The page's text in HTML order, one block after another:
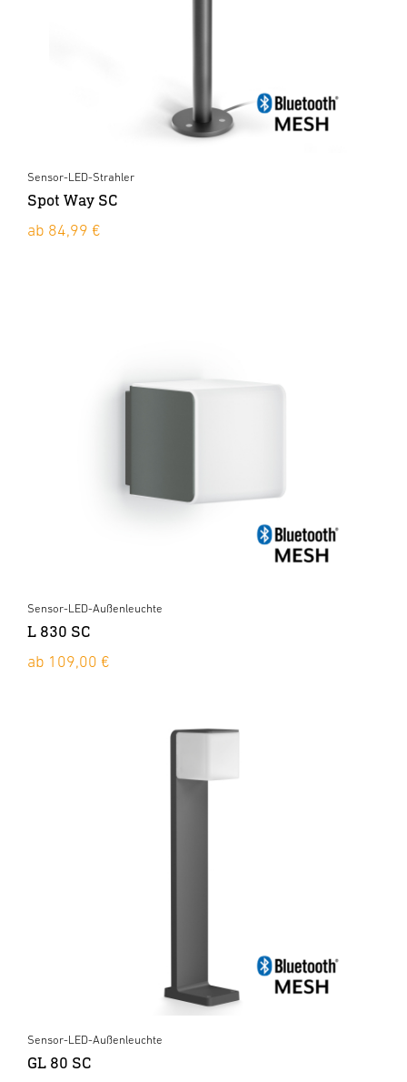
Sensor-LED-Strahler
Spot Way SC
ab 84,99 €
Sensor-LED-Außenleuchte
L 830 SC
ab 109,00 €
Sensor-LED-Außenleuchte
GL 80 SC